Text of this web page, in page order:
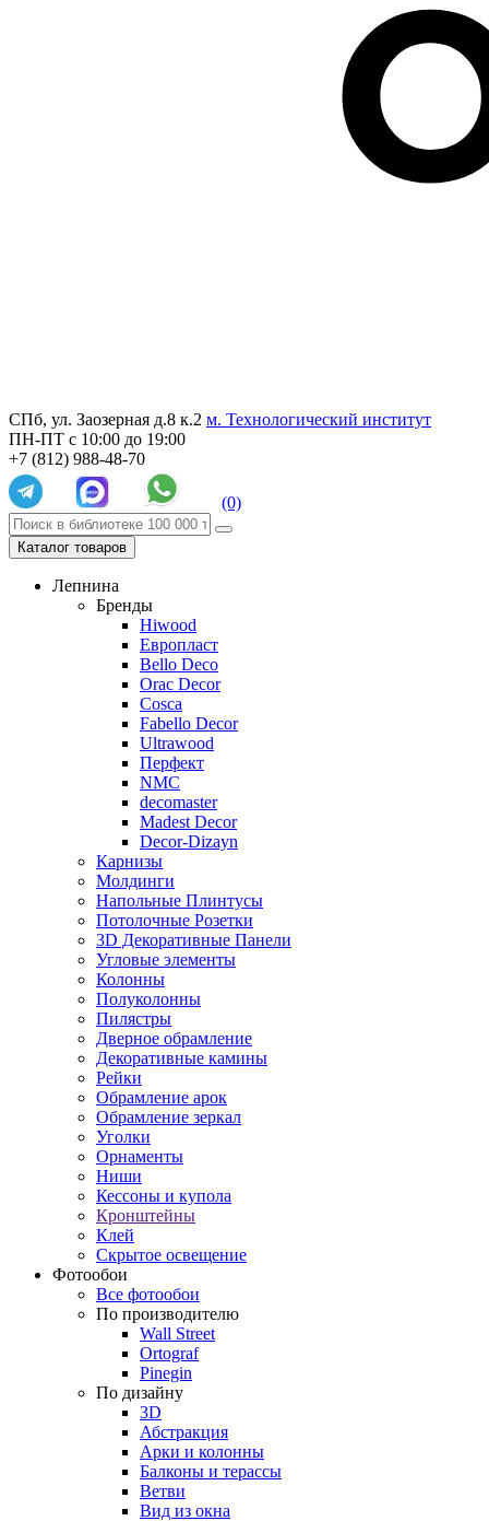
СПб, ул. Заозерная д.8 к.2 м. Технологический институт
ПН-ПТ с 10:00 до 19:00
+7 (812) 988-48-70
(0)
Каталог товаров
Лепнина
Бренды
Hiwood
Европласт
Bello Deco
Orac Decor
Cosca
Fabello Decor
Ultrawood
Перфект
NMC
decomaster
Madest Decor
Decor-Dizayn
Карнизы
Молдинги
Напольные Плинтусы
Потолочные Розетки
3D Декоративные Панели
Угловые элементы
Колонны
Полуколонны
Пилястры
Дверное обрамление
Декоративные камины
Рейки
Обрамление арок
Обрамление зеркал
Уголки
Орнаменты
Ниши
Кессоны и купола
Кронштейны
Клей
Скрытое освещение
Фотообои
Все фотообои
По производителю
Wall Street
Ortograf
Pinegin
По дизайну
3D
Абстракция
Арки и колонны
Балконы и терассы
Ветви
Вид из окна